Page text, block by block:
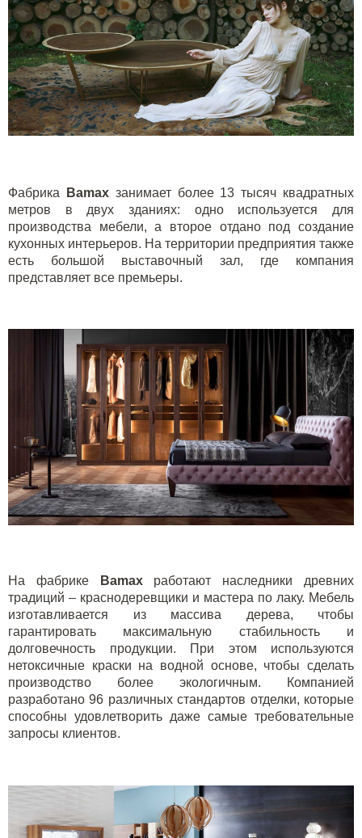
Фабрика Bamaxзанимает более 13 тысяч квадратных
метров в двух зданиях: одно используется для
производства мебели, а второе отдано под создание
кухонных интерьеров. На территории предприятия также
есть большой выставочный зал, где компания
представляет все премьеры.
На фабрике Bamaxработают наследники древних
традиций – краснодеревщики и мастера по лаку. Мебель
изготавливается ​​из массива дерева, чтобы
гарантировать максимальную стабильность и
долговечность продукции. При этом используются
нетоксичные краски на водной основе, чтобы сделать
производство более экологичным. Компанией
разработано 96 различных стандартов отделки, которые
способны удовлетворить даже самые требовательные
запросы клиентов.